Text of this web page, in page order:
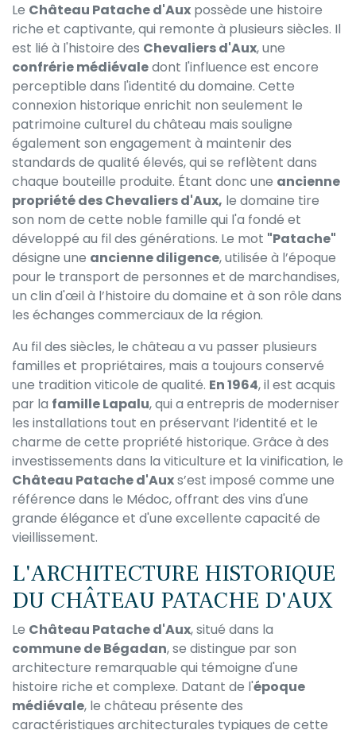
Le Château Patache d'Aux possède une histoire
riche et captivante, qui remonte à plusieurs siècles. Il
est lié à l'histoire des Chevaliers d'Aux, une
confrérie médiévaledont l'influence est encore
perceptible dans l'identité du domaine. Cette
connexion historique enrichit non seulement le
patrimoine culturel du château mais souligne
également son engagement à maintenir des
standards de qualité élevés, qui se reflètent dans
chaque bouteille produite. Étant donc une ancienne
propriété des Chevaliers d'Aux, le domaine tire
son nom de cette noble famille qui l'a fondé et
développé au fil des générations. Le mot "Patache"
désigne une ancienne diligence, utilisée à l’époque
pour le transport de personnes et de marchandises,
un clin d'œil à l’histoire du domaine et à son rôle dans
les échanges commerciaux de la région.
Au fil des siècles, le château a vu passer plusieurs
familles et propriétaires, mais a toujours conservé
une tradition viticole de qualité. En 1964, il est acquis
par la famille Lapalu, qui a entrepris de moderniser
les installations tout en préservant l’identité et le
charme de cette propriété historique. Grâce à des
investissements dans la viticulture et la vinification, le
Château Patache d'Auxs’est imposé comme une
référence dans le Médoc, offrant des vins d'une
grande élégance et d'une excellente capacité de
vieillissement.
L'ARCHITECTURE HISTORIQUE
DU CHÂTEAU PATACHE D'AUX
Le Château Patache d'Aux, situé dans la
commune de Bégadan, se distingue par son
architecture remarquable qui témoigne d'une
histoire riche et complexe. Datant de l'époque
médiévale, le château présente des
caractéristiques architecturales typiques de cette